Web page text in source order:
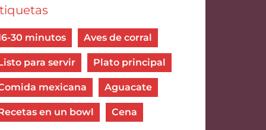
30 minutos Aves de corral
para servir Plato principal
mexicana Aguacate
en un bowl Cena